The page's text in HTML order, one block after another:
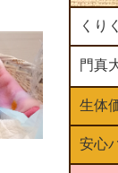
くり
門真
生体
安心